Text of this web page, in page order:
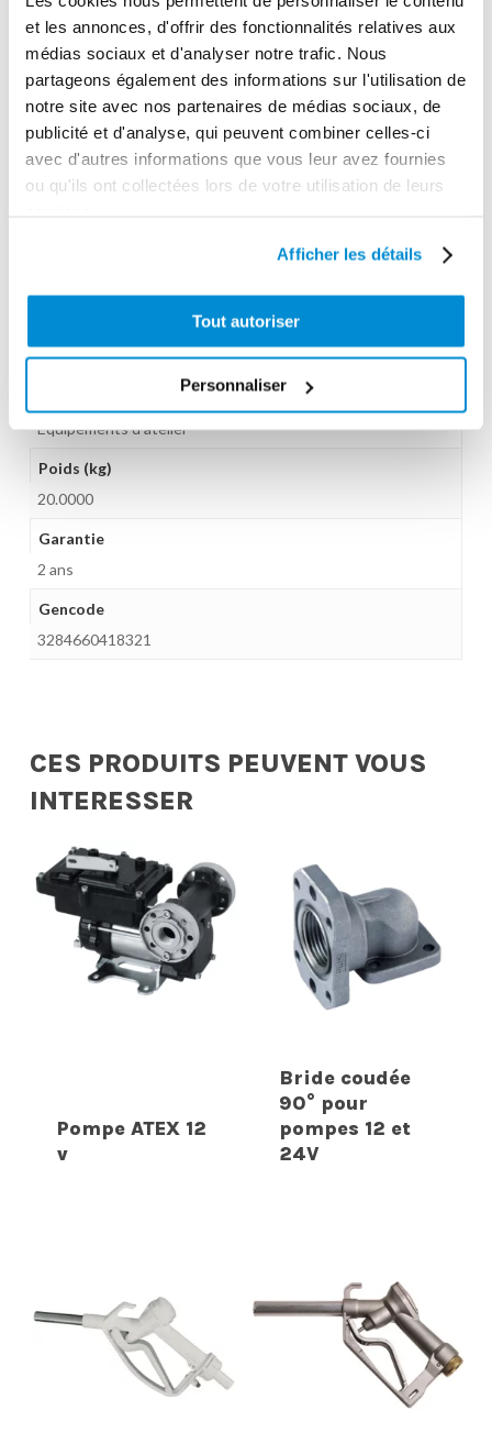
et les annonces, d'offrir des fonctionnalités relatives aux
médias sociaux et d'analyser notre trafic. Nous
partageons également des informations sur l'utilisation de
notre site avec nos partenaires de médias sociaux, de
publicité et d'analyse, qui peuvent combiner celles-ci
avec d'autres informations que vous leur avez fournies
ou qu'ils ont collectées lors de votre utilisation de leurs
Afficher les détails
Tout autoriser
Personnaliser
3 mm
Longueur max d'aspiration
3 m
Flexible de refoulement
Flexible d'aspiration
Chariot 2 roues
Equipements d'atelier
Poids (kg)
20.0000
Garantie
2 ans
Gencode
3284660418321
CES PRODUITS PEUVENT VOUS
INTERESSER
Pompe ATEX 12
v
Bride coudée
90° pour
pompes 12 et
24V